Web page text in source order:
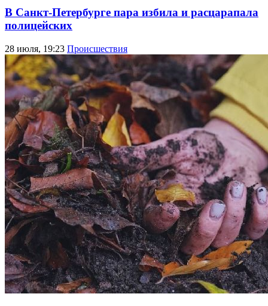
В Санкт-Петербурге пара избила и расцарапала
полицейских
28 июля, 19:23 Происшествия